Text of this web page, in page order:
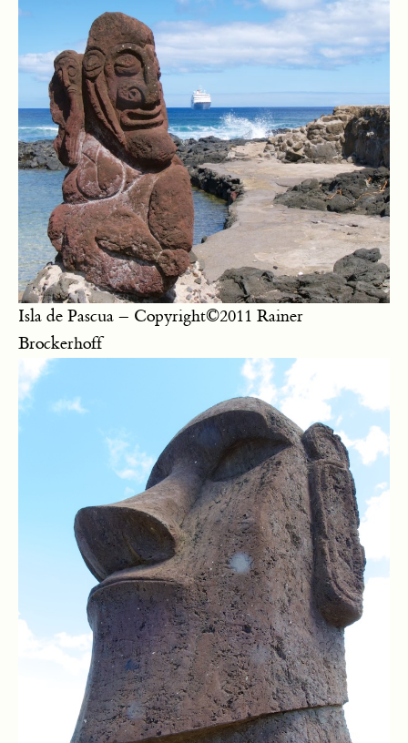
Isla de Pascua – Copyright©2011 Rainer
Brockerhoff